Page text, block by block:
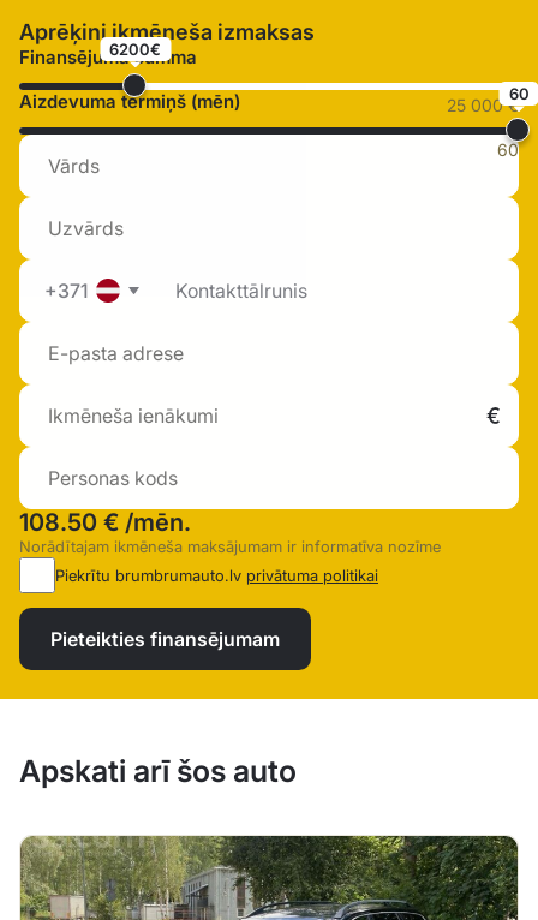
Aprēķini ikmēneša izmaksas
Finansējuma summa
6200€
25 000 €
Aizdevuma termiņš (mēn) 60
60
+371
108.50 € /mēn.
Norādītajam ikmēneša maksājumam ir informatīva nozīme
Piekrītu brumbrumauto.lv privātuma politikai
Pieteikties finansējumam
Apskati arī šos auto